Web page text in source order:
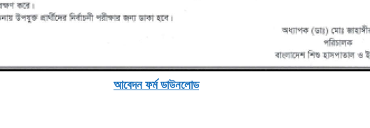
আবেদন ফর্ম ডাউনলোড